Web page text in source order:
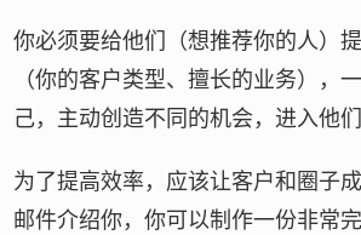
你必须要给他们（想推荐你的人）
（你的客户类型、擅长的业务），
己，主动创造不同的机会，进入他
为了提高效率，应该让客户和圈子
邮件介绍你，你可以制作一份非常